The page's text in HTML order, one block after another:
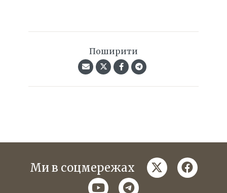
Поширити
Ми в соцмережах twitter
youtubetelegram